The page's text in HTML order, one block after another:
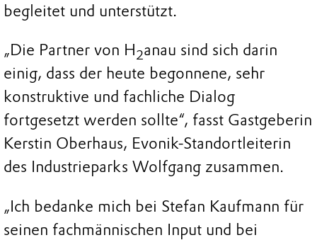
begleitet und unterstützt.
„Die Partner von H2anau sind sich darin
einig, dass der heute begonnene, sehr
konstruktive und fachliche Dialog
fortgesetzt werden sollte“, fasst Gastgeberin
Kerstin Oberhaus, Evonik-Standortleiterin
des Industrieparks Wolfgang zusammen.
„Ich bedanke mich bei Stefan Kaufmann für
seinen fachmännischen Input und bei